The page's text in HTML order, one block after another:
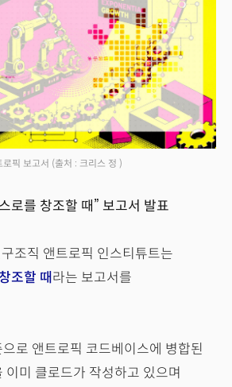
로픽 보고서 (출처 : 크리스 정 )
로를 창조할 때” 보고서 발표
조직 앤트로픽 인스티튜트는
조할 때라는 보고서를
로 앤트로픽 코드베이스에 병합된
이미 클로드가 작성하고 있으며